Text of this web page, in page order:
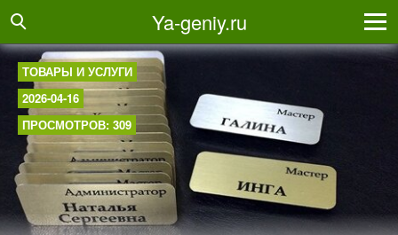
Ya-geniy.ru
ТОВАРЫ И УСЛУГИ
2026-04-16
ПРОСМОТРОВ: 309